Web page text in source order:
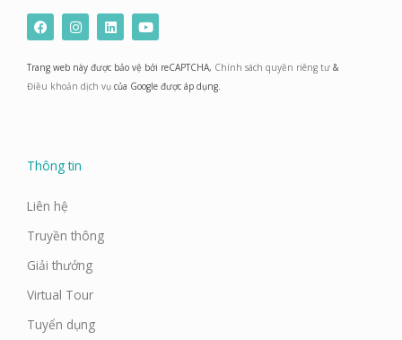
F
a
c
b
o
I
n
s
a
g
L
i
n
k
e
d
Y
o
u
t
u
b
Trang web này được bảo vệ bởi reCAPTCHA, Chính sách quyền riêng tư &
Điều khoản dịch vụ của Google được áp dụng.
Thông tin
Liên hệ
Truyền thông
Giải thưởng
Virtual Tour
Tuyển dụng